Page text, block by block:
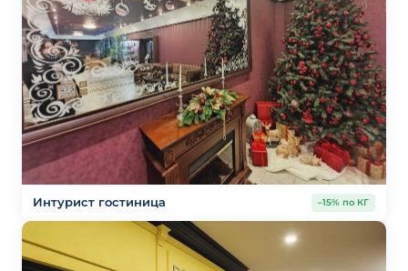
Интурист гостиница –15% по КГ